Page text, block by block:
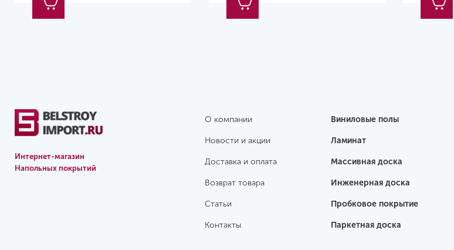
Интернет-магазин
Напольных покрытий
О компании
Новости и акции
Доставка и оплата
Возврат товара
Статьи
Контакты
Виниловые полы
Ламинат
Массивная доска
Инженерная доска
Пробковое покрытие
Паркетная доска